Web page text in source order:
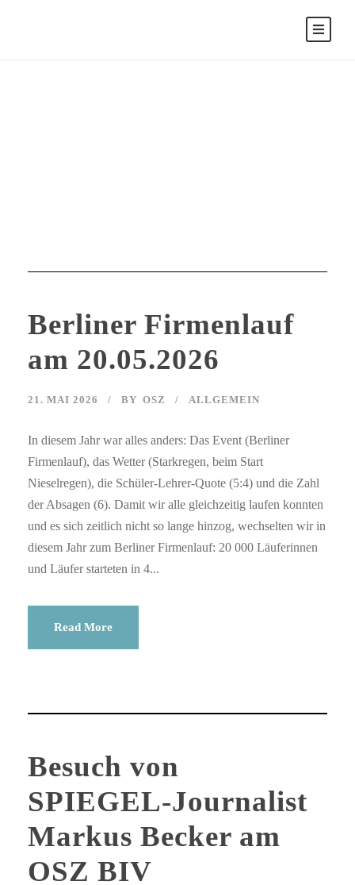
Berliner Firmenlauf
am 20.05.2026
21. MAI 2026 BY OSZ ALLGEMEIN
In diesem Jahr war alles anders: Das Event (Berliner
Firmenlauf), das Wetter (Starkregen, beim Start
Nieselregen), die Schüler-Lehrer-Quote (5:4) und die Zahl
der Absagen (6). Damit wir alle gleichzeitig laufen konnten
und es sich zeitlich nicht so lange hinzog, wechselten wir in
diesem Jahr zum Berliner Firmenlauf: 20 000 Läuferinnen
und Läufer starteten in 4...
Read More
Besuch von
SPIEGEL-Journalist
Markus Becker am
OSZ BIV